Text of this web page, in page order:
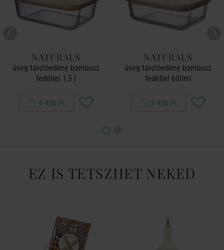
NATURALS
üveg tárolóedény bambusz
fedéllel 1,5 l
4 490 Ft
NATURALS
üveg tárolóedény bambusz
fedéllel 600ml
3 490 Ft
EZ IS TETSZHET NEKED